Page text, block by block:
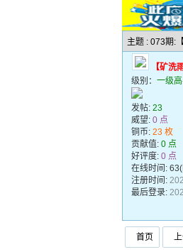
主题 : 073期:
【矿洗
级别： 一级
发帖: 23
威望: 0 点
铜币: 23 枚
贡献值: 0 点
好评度: 0 点
在线时间:
注册时间:
最后登录:
首页